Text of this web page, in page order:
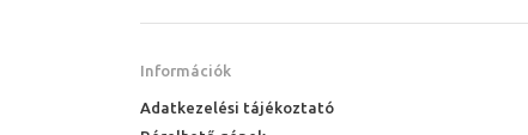
Információk
Adatkezelési tájékoztató